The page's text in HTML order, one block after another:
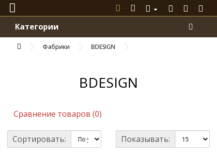
Категории
Фабрики BDESIGN
BDESIGN
Сравнение товаров (0)
Сортировать: Показывать: